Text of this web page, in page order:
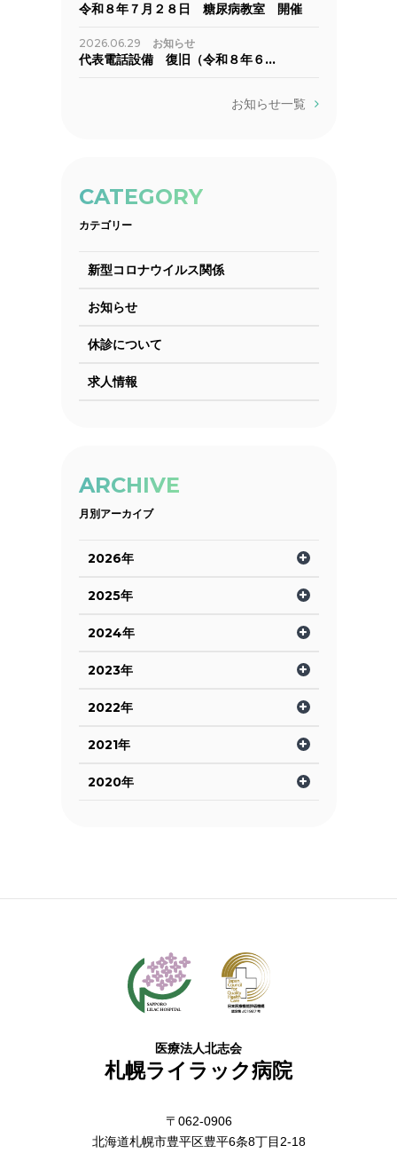
令和８年７月２８日 糖尿病教室 開催
2026.06.29 お知らせ
代表電話設備 復旧（令和８年６…
お知らせ一覧
CATEGORY
カテゴリー
新型コロナウイルス関係
お知らせ
休診について
求人情報
ARCHIVE
月別アーカイブ
2026年
2025年
2024年
2023年
2022年
2021年
2020年
医療法人北志会
札幌ライラック病院
〒062-0906
北海道札幌市豊平区豊平6条8丁目2-18